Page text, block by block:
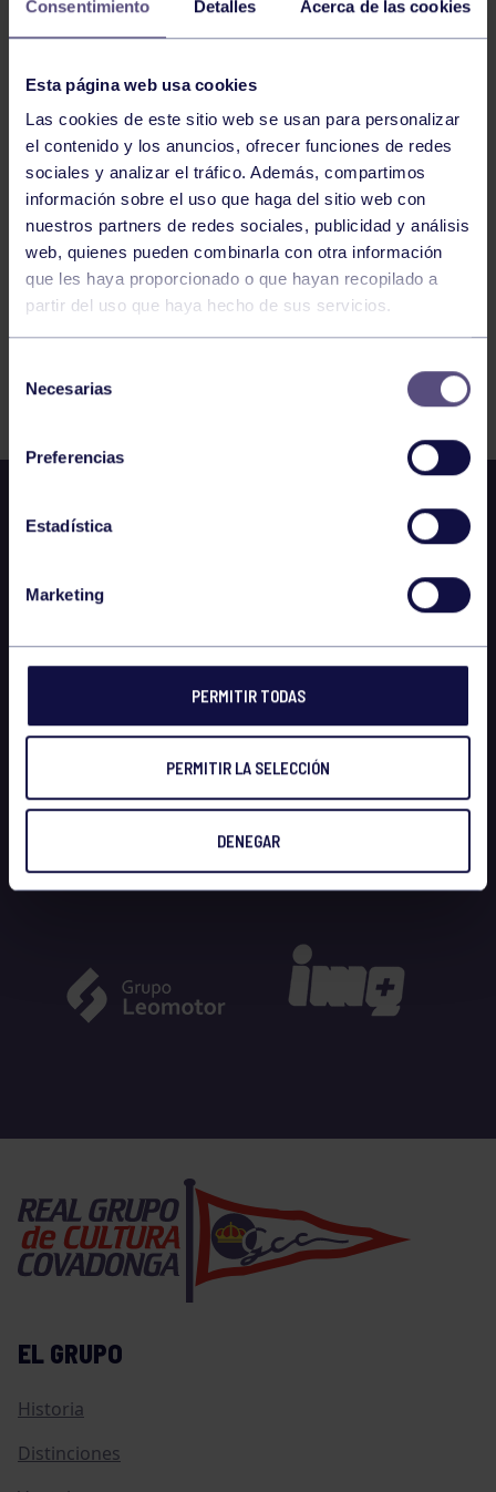
Consentimiento Detalles Acerca de las cookies
Esta página web usa cookies
Las cookies de este sitio web se usan para personalizar
el contenido y los anuncios, ofrecer funciones de redes
sociales y analizar el tráfico. Además, compartimos
información sobre el uso que haga del sitio web con
nuestros partners de redes sociales, publicidad y análisis
web, quienes pueden combinarla con otra información
que les haya proporcionado o que hayan recopilado a
partir del uso que haya hecho de sus servicios.
Necesarias
Preferencias
Estadística
Marketing
PERMITIR TODAS
PERMITIR LA SELECCIÓN
DENEGAR
13:30h SANTANDER
INTERCAMBIO ESCUELAS BENJAMINES: RS
TENIS BM – RGCC A BM
1181 1182 1183 1184 1185
1186
1187
FILTRAR
EL GRUPO
Historia
Distinciones